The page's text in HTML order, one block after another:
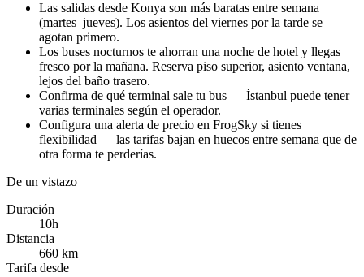
Las salidas desde Konya son más baratas entre semana
(martes–jueves). Los asientos del viernes por la tarde se
agotan primero.
Los buses nocturnos te ahorran una noche de hotel y llegas
fresco por la mañana. Reserva piso superior, asiento ventana,
lejos del baño trasero.
Confirma de qué terminal sale tu bus — İstanbul puede tener
varias terminales según el operador.
Configura una alerta de precio en FrogSky si tienes
flexibilidad — las tarifas bajan en huecos entre semana que de
otra forma te perderías.
De un vistazo
Duración
10h
Distancia
660 km
Tarifa desde